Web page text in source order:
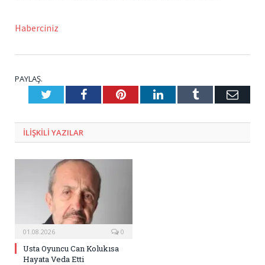
Haberciniz
PAYLAŞ.
TwitterFacebookPinterestLinkedInTumblr E-
ILIŞKILI YAZILAR
01.08.2026 0
Usta Oyuncu Can Kolukısa
Hayata Veda Etti